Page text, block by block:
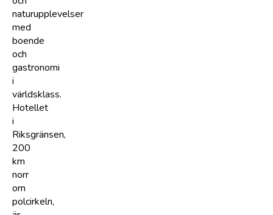
naturupplevelser
med
boende
och
gastronomi
i
världsklass.
Hotellet
i
Riksgränsen,
200
km
norr
om
polcirkeln,